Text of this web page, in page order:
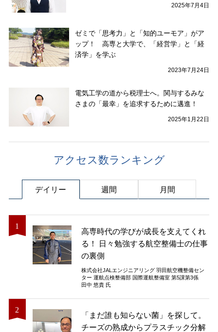
2025年7月4日
ゼミで「思考力」と「知的ユーモア」がア
ップ！ 高専と大学で、「経営学」と「経
済学」を学ぶ
2023年7月24日
電気工学の道から税理士へ。関与するみな
さまの「最幸」を追求するために邁進！
2025年1月22日
アクセス数ランキング
デイリー 週間 月間
高専時代の学びが成長を支えてくれ
る！ 日々勉強する航空整備士の仕事
の裏側
株式会社JALエンジニアリング 羽田航空機整備セン
ター 運航点検整備部 国際運航整備室 第5課第3係
田中 悠貴 氏
「まだ誰も知らない菌」を探して。
チーズの熟成からプラスチック分解